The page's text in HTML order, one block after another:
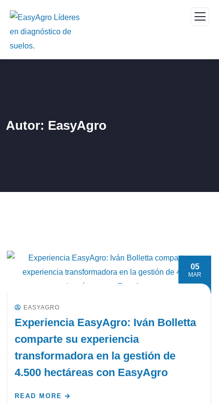
Autor: EasyAgro
05
MAR
EASYAGRO
Experiencia EasyAgro: Iván Bolletta
comparte su experiencia
transformadora en la gestión de
4.500 hectáreas con EasyAgro
READ MORE